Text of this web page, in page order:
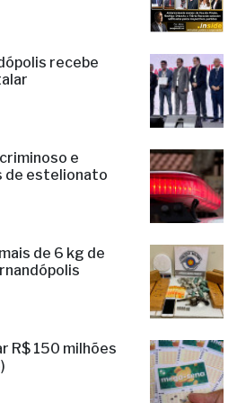
recebe
e
de estelionato
de 6 kg de
R$ 150 milhões